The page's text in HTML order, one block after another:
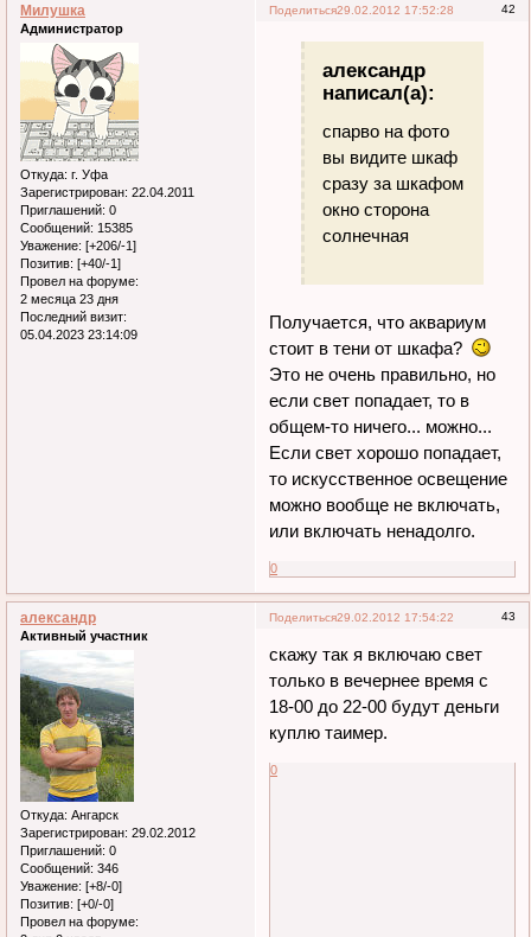
Поделиться 42
29.02.2012 17:52:28
Милушка
Администратор
Откуда: г. Уфа
Зарегистрирован: 22.04.2011
Приглашений: 0
Сообщений: 15385
Уважение: [+206/-1]
Позитив: [+40/-1]
Провел на форуме:
2 месяца 23 дня
Последний визит:
05.04.2023 23:14:09
александр
написал(а):
спарво на фото
вы видите шкаф
сразу за шкафом
окно сторона
солнечная
Получается, что аквариум
стоит в тени от шкафа?
Это не очень правильно, но
если свет попадает, то в
общем-то ничего... можно...
Если свет хорошо попадает,
то искусственное освещение
можно вообще не включать,
или включать ненадолго.
0
Поделиться 43
29.02.2012 17:54:22
александр
Активный участник
Откуда: Ангарск
Зарегистрирован: 29.02.2012
Приглашений: 0
Сообщений: 346
Уважение: [+8/-0]
Позитив: [+0/-0]
Провел на форуме:
скажу так я включаю свет
только в вечернее время с
18-00 до 22-00 будут деньги
куплю таимер.
0